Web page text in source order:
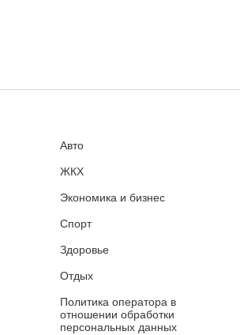
Авто
ЖКХ
Экономика и бизнес
Спорт
Здоровье
Отдых
Политика оператора в
отношении обработки
персональных данных